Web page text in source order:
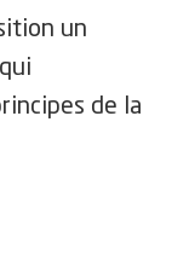
un
qui
de la